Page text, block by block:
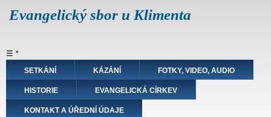
Evangelický sbor u Klimenta
Hlavní
navigace
☰ ˟
SETKÁNÍ KÁZÁNÍ FOTKY, VIDEO, AUDIO
HISTORIE EVANGELICKÁ CÍRKEV
KONTAKT A ÚŘEDNÍ ÚDAJE